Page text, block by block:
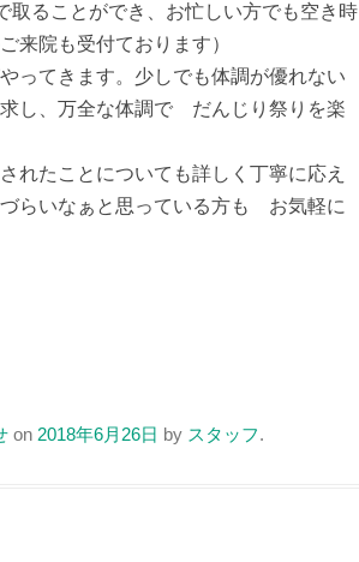
取ることができ、お忙しい方でも空き時
来院も受付ております）
ってきます。少しでも体調が優れない
し、万全な体調で だんじり祭りを楽
れたことについても詳しく丁寧に応え
らいなぁと思っている方も お気軽に
on 2018年6月26日 by スタッフ.